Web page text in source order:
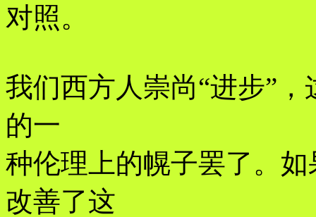
对照。
我们西方人崇尚“进步”
的一
种伦理上的幌子罢了。
改善了这